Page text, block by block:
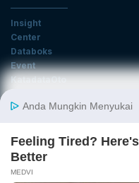
Insight
Center
Databoks
Event
KatadataOto
Email